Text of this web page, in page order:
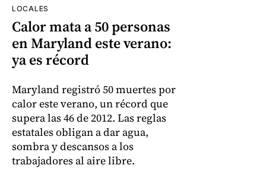
LOCALES
Calor mata a 50 personas
en Maryland este verano:
ya es récord
Maryland registró 50 muertes por
calor este verano, un récord que
supera las 46 de 2012. Las reglas
estatales obligan a dar agua,
sombra y descansos a los
trabajadores al aire libre.